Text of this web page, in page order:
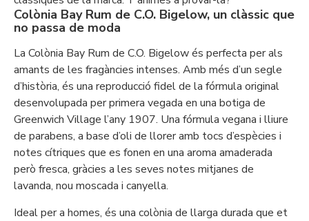
Colònia Bay Rum de C.O. Bigelow, un clàssic que
no passa de moda
La Colònia Bay Rum de C.O. Bigelow és perfecta per als
amants de les fragàncies intenses. Amb més d’un segle
d’història, és una reproducció fidel de la fórmula original
desenvolupada per primera vegada en una botiga de
Greenwich Village l’any 1907. Una fórmula vegana i lliure
de parabens, a base d’oli de llorer amb tocs d’espècies i
notes cítriques que es fonen en una aroma amaderada
però fresca, gràcies a les seves notes mitjanes de
lavanda, nou moscada i canyella.
Ideal per a homes, és una colònia de llarga durada que et